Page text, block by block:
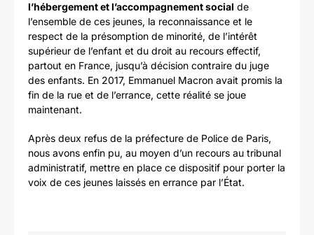
l’hébergement et l’accompagnement social de
l’ensemble de ces jeunes, la reconnaissance et le
respect de la présomption de minorité, de l’intérêt
supérieur de l’enfant et du droit au recours effectif,
partout en France, jusqu’à décision contraire du juge
des enfants. En 2017, Emmanuel Macron avait promis la
fin de la rue et de l’errance, cette réalité se joue
maintenant.
Après deux refus de la préfecture de Police de Paris,
nous avons enfin pu, au moyen d’un recours au tribunal
administratif, mettre en place ce dispositif pour porter la
voix de ces jeunes laissés en errance par l’État.